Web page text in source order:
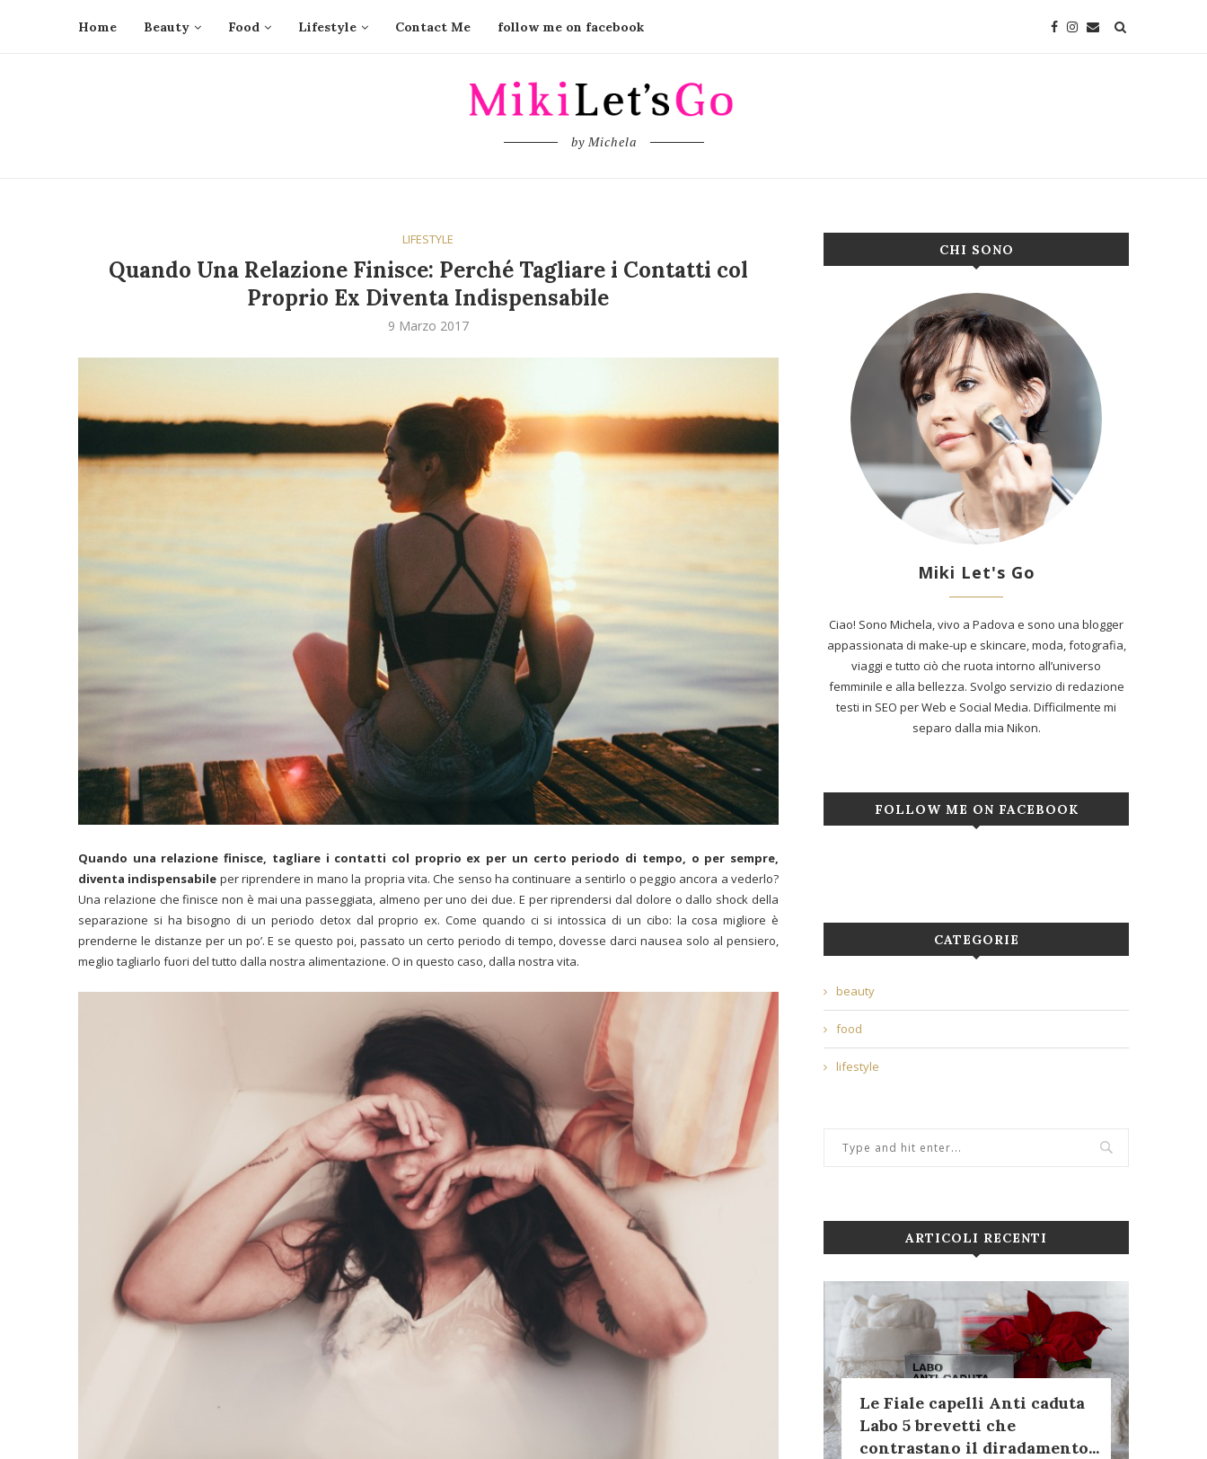
Home Beauty Food Lifestyle Contact Me follow me on facebook
by Michela
LIFESTYLE
Quando Una Relazione Finisce: Perché Tagliare i Contatti col
Proprio Ex Diventa Indispensabile
9 Marzo 2017
Quando una relazione finisce, tagliare i contatti col proprio ex per un certo periodo di tempo, o per sempre,
diventa indispensabile per riprendere in mano la propria vita. Che senso ha continuare a sentirlo o peggio ancora a vederlo?
Una relazione che finisce non è mai una passeggiata, almeno per uno dei due. E per riprendersi dal dolore o dallo shock della
separazione si ha bisogno di un periodo detox dal proprio ex. Come quando ci si intossica di un cibo: la cosa migliore è
prenderne le distanze per un po’. E se questo poi, passato un certo periodo di tempo, dovesse darci nausea solo al pensiero,
meglio tagliarlo fuori del tutto dalla nostra alimentazione. O in questo caso, dalla nostra vita.
CHI SONO
Miki Let's Go
Ciao! Sono Michela, vivo a Padova e sono una blogger
appassionata di make-up e skincare, moda, fotografia,
viaggi e tutto ciò che ruota intorno all’universo
femminile e alla bellezza. Svolgo servizio di redazione
testi in SEO per Web e Social Media. Difficilmente mi
separo dalla mia Nikon.
FOLLOW ME ON FACEBOOK
CATEGORIE
beauty
food
lifestyle
ARTICOLI RECENTI
Le Fiale capelli Anti caduta
Labo 5 brevetti che
contrastano il diradamento...